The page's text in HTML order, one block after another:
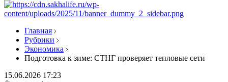
Главная
Рубрики
Экономика
Подготовка к зиме: СТНГ проверяет тепловые сети
15.06.2026 17:23